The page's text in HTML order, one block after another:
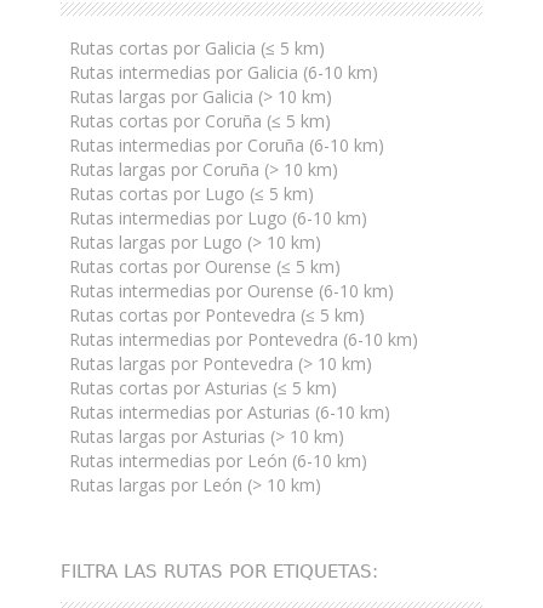
Rutas cortas por Galicia (≤ 5 km)
Rutas intermedias por Galicia (6-10 km)
Rutas largas por Galicia (> 10 km)
Rutas cortas por Coruña (≤ 5 km)
Rutas intermedias por Coruña (6-10 km)
Rutas largas por Coruña (> 10 km)
Rutas cortas por Lugo (≤ 5 km)
Rutas intermedias por Lugo (6-10 km)
Rutas largas por Lugo (> 10 km)
Rutas cortas por Ourense (≤ 5 km)
Rutas intermedias por Ourense (6-10 km)
Rutas cortas por Pontevedra (≤ 5 km)
Rutas intermedias por Pontevedra (6-10 km)
Rutas largas por Pontevedra (> 10 km)
Rutas cortas por Asturias (≤ 5 km)
Rutas intermedias por Asturias (6-10 km)
Rutas largas por Asturias (> 10 km)
Rutas intermedias por León (6-10 km)
Rutas largas por León (> 10 km)
FILTRA LAS RUTAS POR ETIQUETAS: